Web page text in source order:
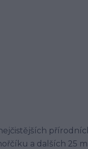
a dalších 25